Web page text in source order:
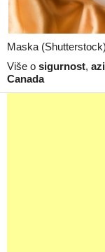
Maska (Shutterstock)
Više o sigurnost,
Canada